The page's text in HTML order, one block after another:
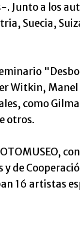
Junto a los
Suecia,
Witkin,
como
otros.
de
16 artistas